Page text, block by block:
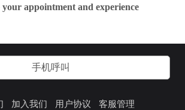
your appointment and experience
手机呼叫
加入我们 用户协议 客服管理